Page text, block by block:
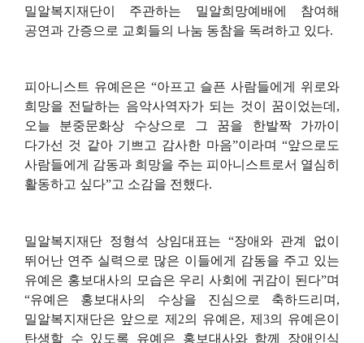
밀알복지재단이 주관하는 밀알희망예배에 참여해
공연과 간증으로 교회들의 나눔 동참을 독려하고 있다.
피아니스트 유예은은 “아프고 슬픈 사람들에게 위로와
희망을 전달하는 음악사역자가 되는 것이 꿈이었는데 ,
오늘 분중문화상 수상으로 그 꿈을 한발짝 가까이
다가선 것 같아 기쁘고 감사한 마음”이라며“앞으로도
사람들에게 감동과 희망을 주는 피아니스트로서 열심히
활동하고 싶다”고 소감을 전했다.
밀알복지재단 정형석 상임대표는 “장애와 관계 없이
뛰어난 연주 실력으로 많은 이들에게 감동을 주고 있는
유예은 홍보대사의 모습은 우리 사회에 귀감이 된다”며
“유예은 홍보대사의 수상을 진심으로 축하드리며 ,
밀알복지재단은 앞으로 제 2의 유예은, 제 3의 유예은이
탄생할 수 있도록 유예은 홍보대사와 함께 장애인식